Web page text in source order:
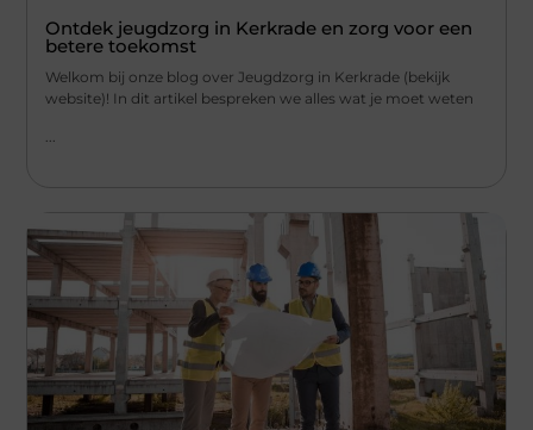
Ontdek jeugdzorg in Kerkrade en zorg voor een
betere toekomst
Welkom bij onze blog over Jeugdzorg in Kerkrade (bekijk
website)! In dit artikel bespreken we alles wat je moet weten
...